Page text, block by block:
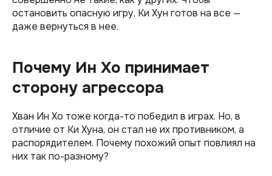
остановить опасную игру, Ки Хун готов на все —
даже вернуться в нее.
Почему Ин Хо принимает
сторону агрессора
Хван Ин Хо тоже когда-то победил в играх. Но, в
отличие от Ки Хуна, он стал не их противником, а
распорядителем. Почему похожий опыт повлиял на
них так по-разному?